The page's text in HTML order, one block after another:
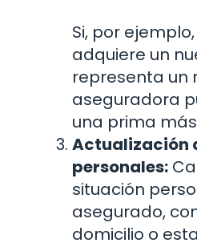
Si, por
adquiere un
representa un
aseguradora
una prima
Actualización
personales:
situación
asegurado,
domicilio o